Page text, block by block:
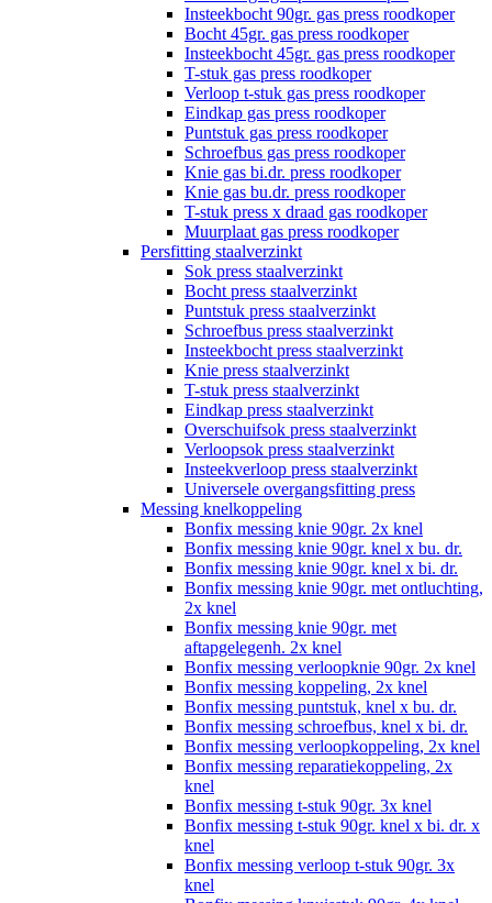
Insteekbocht 90gr. gas press roodkoper
Bocht 45gr. gas press roodkoper
Insteekbocht 45gr. gas press roodkoper
T-stuk gas press roodkoper
Verloop t-stuk gas press roodkoper
Eindkap gas press roodkoper
Puntstuk gas press roodkoper
Schroefbus gas press roodkoper
Knie gas bi.dr. press roodkoper
Knie gas bu.dr. press roodkoper
T-stuk press x draad gas roodkoper
Muurplaat gas press roodkoper
Persfitting staalverzinkt
Sok press staalverzinkt
Bocht press staalverzinkt
Puntstuk press staalverzinkt
Schroefbus press staalverzinkt
Insteekbocht press staalverzinkt
Knie press staalverzinkt
T-stuk press staalverzinkt
Eindkap press staalverzinkt
Overschuifsok press staalverzinkt
Verloopsok press staalverzinkt
Insteekverloop press staalverzinkt
Universele overgangsfitting press
Messing knelkoppeling
Bonfix messing knie 90gr. 2x knel
Bonfix messing knie 90gr. knel x bu. dr.
Bonfix messing knie 90gr. knel x bi. dr.
Bonfix messing knie 90gr. met ontluchting,
2x knel
Bonfix messing knie 90gr. met
aftapgelegenh. 2x knel
Bonfix messing verloopknie 90gr. 2x knel
Bonfix messing koppeling, 2x knel
Bonfix messing puntstuk, knel x bu. dr.
Bonfix messing schroefbus, knel x bi. dr.
Bonfix messing verloopkoppeling, 2x knel
Bonfix messing reparatiekoppeling, 2x
knel
Bonfix messing t-stuk 90gr. 3x knel
Bonfix messing t-stuk 90gr. knel x bi. dr. x
knel
Bonfix messing verloop t-stuk 90gr. 3x
knel